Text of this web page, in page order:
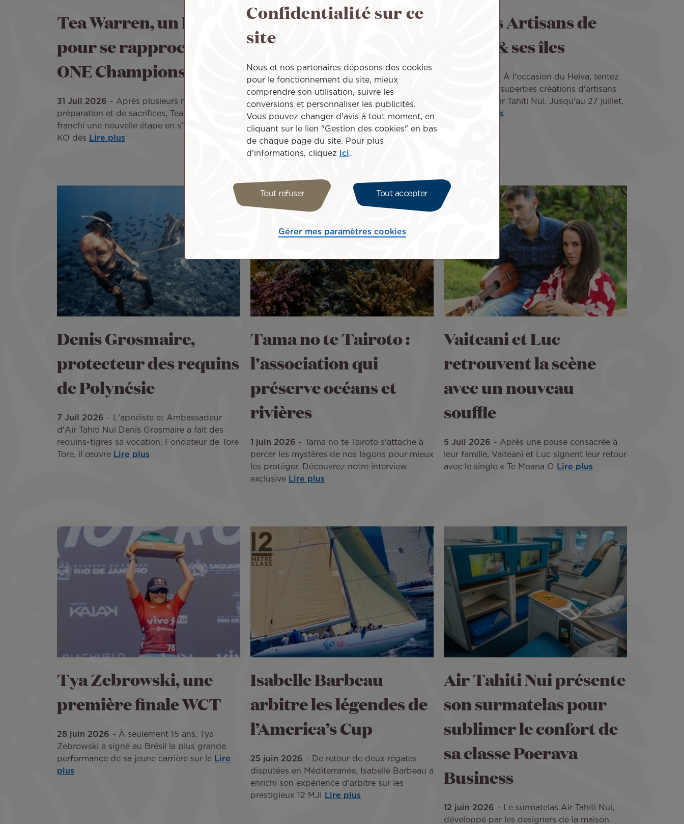
Tea Warren, un KO
pour se rapprocher du
ONE Championship
31 Juil 2026
Après plusieurs mois de
préparation et de sacrifices, Tea Warren a
franchi une nouvelle étape en s’imposant par
KO dès Lire plus
Manea Vicenti : une mi-
saison entre victoires
et apprentissages
19 Juil 2026
Après un stage aux États-Unis,
deux victoires et ses premières expériences
sur format S aux Championnats de France,
Manea Vicenti Lire plus
Jeu des Artisans de
Tahiti & ses îles
À l'occasion du Heiva, tentez
de gagner de superbes créations d'artisans
locaux avec Air Tahiti Nui. Jusqu'au 27 juillet,
Lire plus
Denis Grosmaire,
protecteur des requins
de Polynésie
7 Juil 2026
L'apnéiste et Ambassadeur
d'Air Tahiti Nui Denis Grosmaire a fait des
requins-tigres sa vocation. Fondateur de Tore
Tore, il œuvre Lire plus
Tama no te Tairoto :
l'association qui
préserve océans et
rivières
1 juin 2026
Tama no te Tairoto s'attache à
percer les mystères de nos lagons pour mieux
les protéger. Découvrez notre interview
exclusive Lire plus
Vaiteani et Luc
retrouvent la scène
avec un nouveau
souffle
5 Juil 2026
Après une pause consacrée à
leur famille, Vaiteani et Luc signent leur retour
avec le single « Te Moana O Lire plus
Tya Zebrowski, une
première finale WCT
28 juin 2026
À seulement 15 ans, Tya
Zebrowski a signé au Brésil la plus grande
performance de sa jeune carrière sur le Lire
plus
Isabelle Barbeau
arbitre les légendes de
l’America’s Cup
25 juin 2026
De retour de deux régates
disputées en Méditerranée, Isabelle Barbeau a
enrichi son expérience d’arbitre sur les
prestigieux 12 MJI
Lire plus
Air Tahiti Nui présente
son surmatelas pour
sublimer le confort de
sa classe Poerava
Business
12 juin 2026
Le surmatelas Air Tahiti Nui,
développé par les designers de la maison
Confidentialité sur ce
site
Nous et nos partenaires déposons des cookies
pour le fonctionnement du site, mieux
comprendre son utilisation, suivre les
conversions et personnaliser les publicités.
Vous pouvez changer d'avis à tout moment, en
cliquant sur le lien "Gestion des cookies" en bas
de chaque page du site. Pour plus
d'informations, cliquez ici.
Tout refuser Tout accepter
Gérer mes paramètres cookies